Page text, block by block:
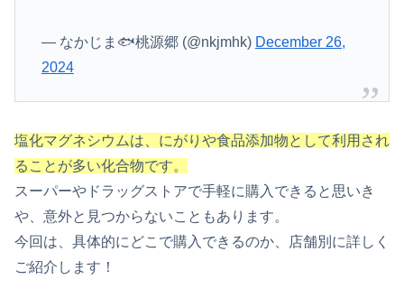
— なかじま🐟桃源郷 (@nkjmhk) December 26,
2024
塩化マグネシウムは、にがりや食品添加物として利用され
ることが多い化合物です。
スーパーやドラッグストアで手軽に購入できると思いき
や、意外と見つからないこともあります。
今回は、具体的にどこで購入できるのか、店舗別に詳しく
ご紹介します！